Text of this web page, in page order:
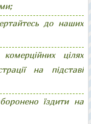
до наших
цілях
на підставі
їздити на